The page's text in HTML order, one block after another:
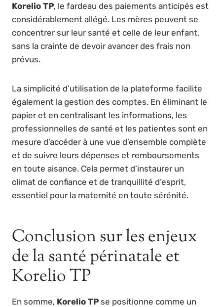
Korelio TP, le fardeau des paiements anticipés est
considérablement allégé. Les mères peuvent se
concentrer sur leur santé et celle de leur enfant,
sans la crainte de devoir avancer des frais non
prévus.
La simplicité d’utilisation de la plateforme facilite
également la gestion des comptes. En éliminant le
papier et en centralisant les informations, les
professionnelles de santé et les patientes sont en
mesure d’accéder à une vue d’ensemble complète
et de suivre leurs dépenses et remboursements
en toute aisance. Cela permet d’instaurer un
climat de confiance et de tranquillité d’esprit,
essentiel pour la maternité en toute sérénité.
Conclusion sur les enjeux
de la santé périnatale et
Korelio TP
En somme, Korelio TP se positionne comme un